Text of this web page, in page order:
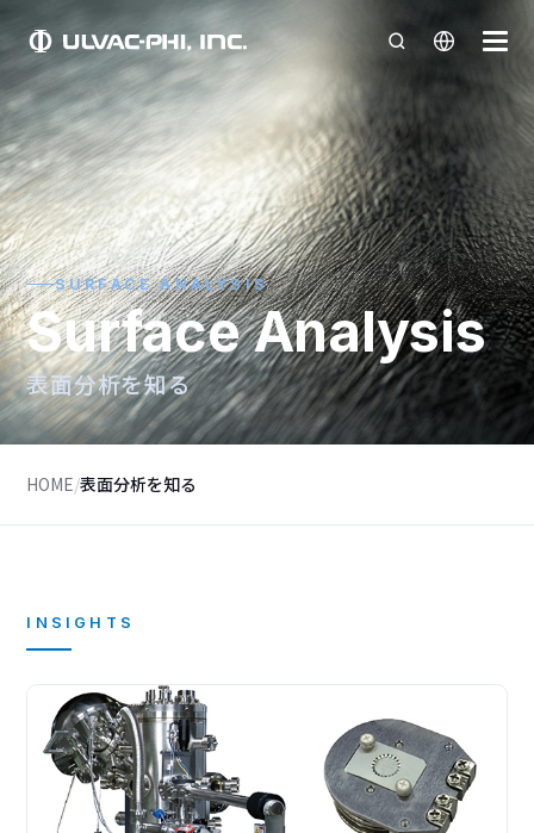
SURFACE ANALYSIS
Surface Analysis
表面分析を知る
HOME/表面分析を知る
INSIGHTS